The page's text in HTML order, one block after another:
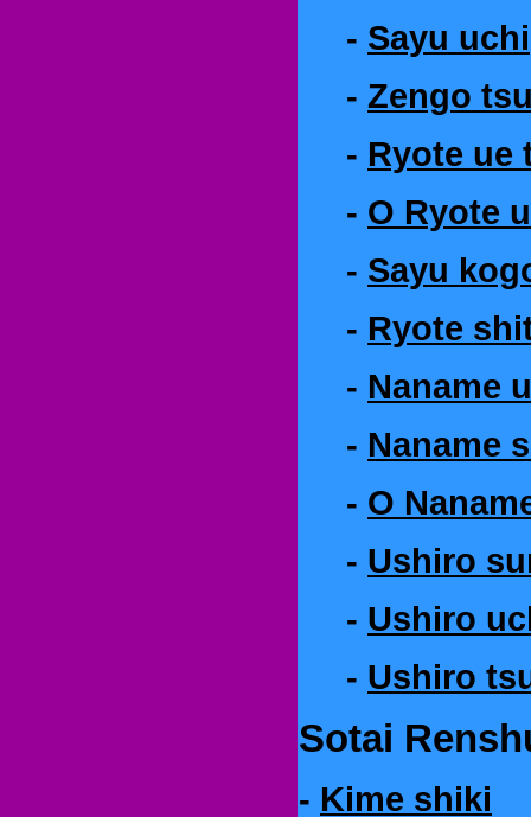
- Sayu uchi
- Zengo
- Ryote ue
- O Ryote
- Sayu
- Ryote
- Naname
- Naname
- O
- Ushiro
- Ushiro
- Ushiro
Sotai
- Kime shiki